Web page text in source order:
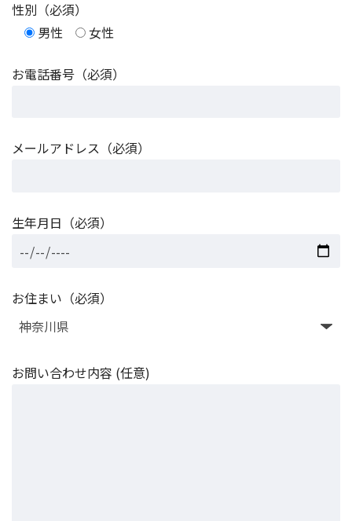
性別（必須）
男性
女性
お電話番号（必須）
メールアドレス（必須）
生年月日（必須）
お住まい（必須）
お問い合わせ内容 (任意)